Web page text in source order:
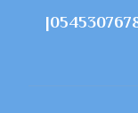
شركة تنظيف فلل في العين |0545307678|